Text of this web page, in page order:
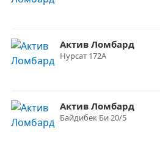
Актив Ломбард
Нурсат 172А
Актив Ломбард
Байдибек Би 20/5